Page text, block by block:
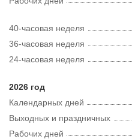
40-часовая неделя
36-часовая неделя
24-часовая неделя
2026 год
Календарных дней
Рабочих дней
Выходных и праздничных